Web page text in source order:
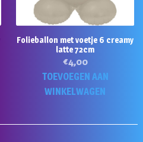
Folieballon met voetje 6 creamy
latte 72cm
€4,00
TOEVOEGEN AAN
WINKELWAGEN